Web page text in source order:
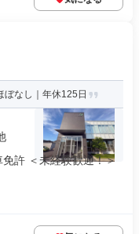
ぼなし｜年休125日
許 ＜未経験歓迎！＞